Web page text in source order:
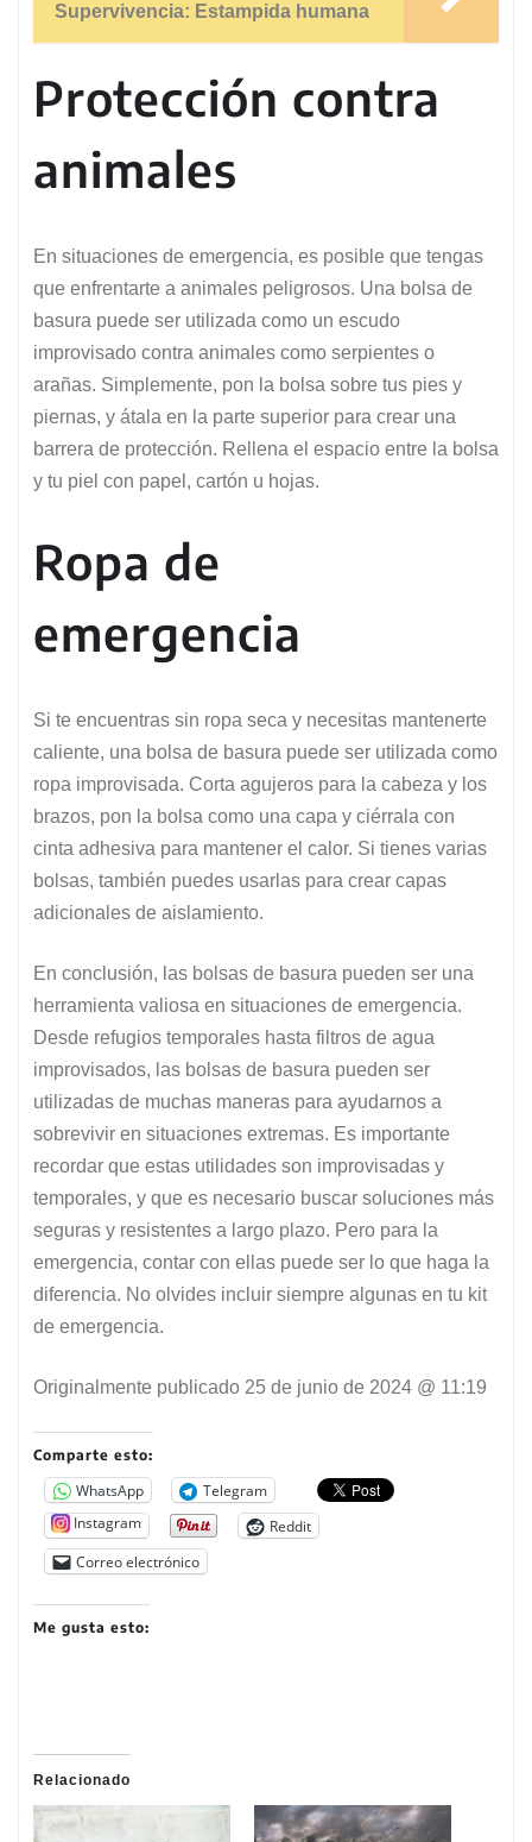
Supervivencia: Estampida humana
Protección contra
animales
En situaciones de emergencia, es posible que tengas
que enfrentarte a animales peligrosos. Una bolsa de
basura puede ser utilizada como un escudo
improvisado contra animales como serpientes o
arañas. Simplemente, pon la bolsa sobre tus pies y
piernas, y átala en la parte superior para crear una
barrera de protección. Rellena el espacio entre la bolsa
y tu piel con papel, cartón u hojas.
Ropa de
emergencia
Si te encuentras sin ropa seca y necesitas mantenerte
caliente, una bolsa de basura puede ser utilizada como
ropa improvisada. Corta agujeros para la cabeza y los
brazos, pon la bolsa como una capa y ciérrala con
cinta adhesiva para mantener el calor. Si tienes varias
bolsas, también puedes usarlas para crear capas
adicionales de aislamiento.
En conclusión, las bolsas de basura pueden ser una
herramienta valiosa en situaciones de emergencia.
Desde refugios temporales hasta filtros de agua
improvisados, las bolsas de basura pueden ser
utilizadas de muchas maneras para ayudarnos a
sobrevivir en situaciones extremas. Es importante
recordar que estas utilidades son improvisadas y
temporales, y que es necesario buscar soluciones más
seguras y resistentes a largo plazo. Pero para la
emergencia, contar con ellas puede ser lo que haga la
diferencia. No olvides incluir siempre algunas en tu kit
de emergencia.
Originalmente publicado 25 de junio de 2024 @ 11:19
Comparte esto:
WhatsApp
Telegram
Instagram
Reddit
Correo electrónico
Me gusta esto:
Relacionado